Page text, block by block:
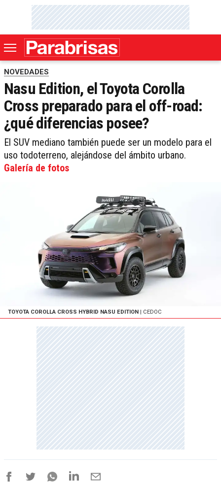
NOVEDADES
Nasu Edition, el Toyota Corolla
Cross preparado para el off-road:
¿qué diferencias posee?
El SUV mediano también puede ser un modelo para el
uso todoterreno, alejándose del ámbito urbano.
Galería de fotos
TOYOTA COROLLA CROSS HYBRID NASU EDITION | CEDOC